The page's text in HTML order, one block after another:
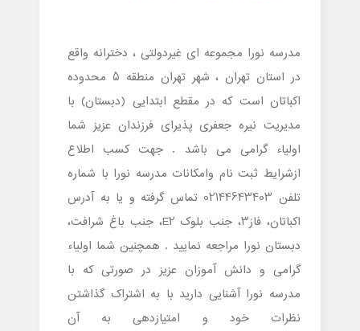
مدرسه نورا مجموعه ای غیردولتی ، دخترانه واقع
در استان تهران ، شهر تهران منطقه 5 محدوده
اکباتان است که در مقطع ابتدایی (دبستان) با
مدیریت نیره جعفری پذیرای فرزندان عزیز شما
اولیاء گرامی می باشد . جهت کسب اطلاع
ازشرایط ثبت نام وامکانات مدرسه نورا با شماره
تلفن 02144643403 تماس گرفته و یا به آدرس
اکباتان، فاز3، جنب بلوک E2، جنب باغ شرافت،
دبستان نورا مراجعه نمایید . همچنین شما اولیاء
گرامی و دانش آموزان عزیز در صورتی که با
مدرسه نورا آشنایی دارید با به اشتراک گذاشتن
نظرات خود و امتیازدهی به آن